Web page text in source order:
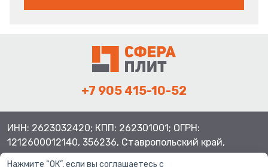
+7 905 415-10-52
ИНН: 2623032420; КПП: 262301001; ОГРН:
1212600012140, 356236, Ставропольский край,
Нажмите “ОК”, если вы соглашаетесь с